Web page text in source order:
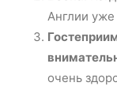
Англии уже
очень